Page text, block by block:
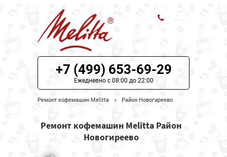
ЦЕНЫ НА РЕМОНТ
О СЕРВИСЕ
МОДЕЛИ MELITTA
НАШИ КОНТАКТЫ
+7 (499) 653-69-29
Ежедневно с 08:00 до 22:00
Ремонт кофемашин Melitta Район Новогиреево
Ремонт кофемашин Melitta Район
Новогиреево